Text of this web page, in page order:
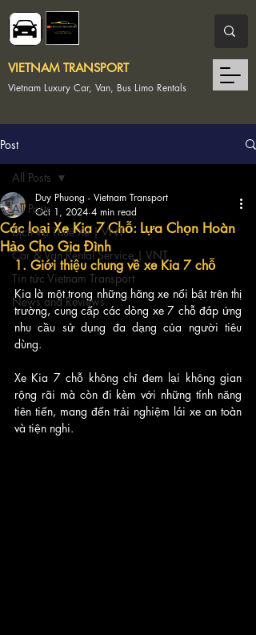
Vietnam Luxury Car, Van, Bus Limo Rentals
VIETNAM TRANSPORT
Post
All Posts
Dịch Vụ Thuê Xe | VNT
Car & Van Rental Service | VNT
Tin tức Vietnam Transport
News and Reviews
All Posts
Các loại Xe Kia 7 Chỗ: Lựa Chọn Hoàn
Hảo Cho Gia Đình
Duy Phuong - Vietnam Transport
Oct 1, 2024 4 min read
1. Giới thiệu chung về xe Kia 7 chỗ
Kia là một trong những hãng xe nổi bật trên thị
trường, cung cấp các dòng xe 7 chỗ đáp ứng
nhu cầu sử dụng đa dạng của người tiêu
dùng.
Xe Kia 7 chỗ không chỉ đem lại không gian
rộng rãi mà còn đi kèm với những tính năng
tiên tiến, mang đến trải nghiệm lái xe an toàn
và tiện nghi.